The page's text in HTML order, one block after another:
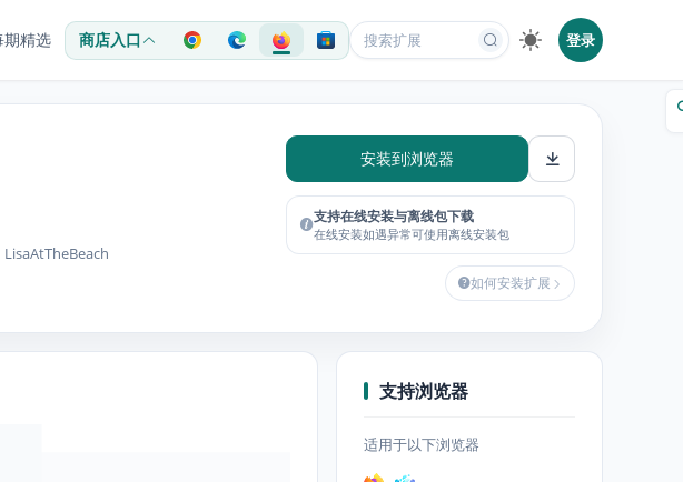
期精选 商店入口 登录
安装到浏览器
支持在线安装与离线包下载
在线安装如遇异常可使用离线安装包
如何安装扩展
支持浏览器
适用于以下浏览器